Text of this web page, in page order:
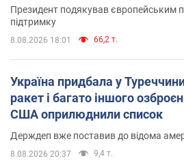
Президент подякував європейським
підтримку
8.08.2026 18:01 66,2 т.
Україна придбала у
ракет і багато іншого
США оприлюднили список
Держдеп вже поставив до відома
8.08.2026 20:37 9,4 т.